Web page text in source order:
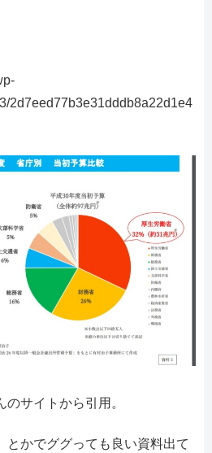
2d7eed77b3e31dddb8a22d1e4
サイトから引用。
」とかでググっても良い資料出て